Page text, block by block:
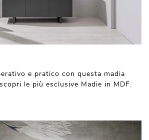
e pratico con questa madia
le più esclusive Madie in MDF.